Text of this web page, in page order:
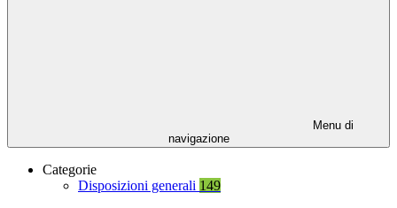
Menu di
navigazione
Categorie
Disposizioni generali 149